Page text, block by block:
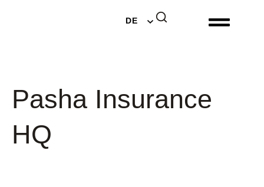
DE
NL
Pasha Insurance
HQ